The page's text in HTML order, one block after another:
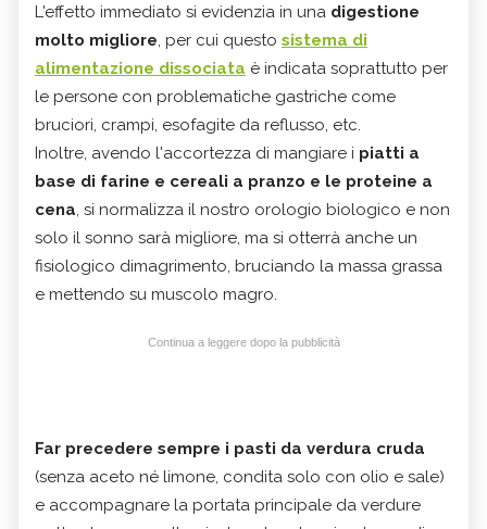
L'effetto immediato si evidenzia in una digestione
molto migliore, per cui questo sistema di
alimentazione dissociata è indicata soprattutto per
le persone con problematiche gastriche come
bruciori, crampi, esofagite da reflusso, etc.
Inoltre, avendo l'accortezza di mangiare i piatti a
base di farine e cereali a pranzo e le proteine a
cena, si normalizza il nostro orologio biologico e non
solo il sonno sarà migliore, ma si otterrà anche un
fisiologico dimagrimento, bruciando la massa grassa
e mettendo su muscolo magro.
Continua a leggere dopo la pubblicità
Far precedere sempre i pasti da verdura cruda
(senza aceto né limone, condita solo con olio e sale)
e accompagnare la portata principale da verdure